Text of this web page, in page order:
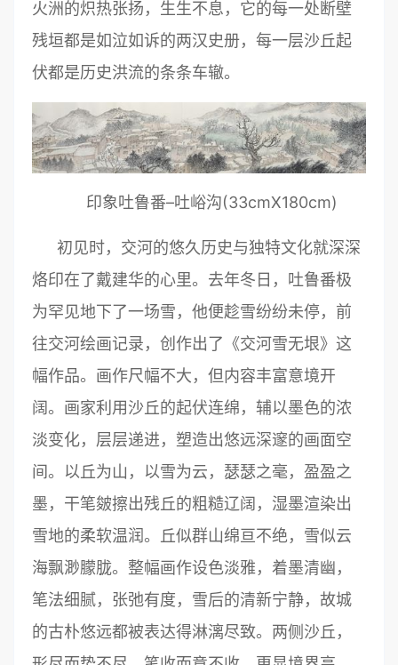
火洲的炽热张扬，生生不息，它的每一处断壁
残垣都是如泣如诉的两汉史册，每一层沙丘起
伏都是历史洪流的条条车辙。
印象吐鲁番–吐峪沟(33cmX180cm)
初见时，交河的悠久历史与独特文化就深深
烙印在了戴建华的心里。去年冬日，吐鲁番极
为罕见地下了一场雪，他便趁雪纷纷未停，前
往交河绘画记录，创作出了《交河雪无垠》这
幅作品。画作尺幅不大，但内容丰富意境开
阔。画家利用沙丘的起伏连绵，辅以墨色的浓
淡变化，层层递进，塑造出悠远深邃的画面空
间。以丘为山，以雪为云，瑟瑟之毫，盈盈之
墨，干笔皴擦出残丘的粗糙辽阔，湿墨渲染出
雪地的柔软温润。丘似群山绵亘不绝，雪似云
海飘渺朦胧。整幅画作设色淡雅，着墨清幽，
笔法细腻，张弛有度，雪后的清新宁静，故城
的古朴悠远都被表达得淋漓尽致。两侧沙丘，